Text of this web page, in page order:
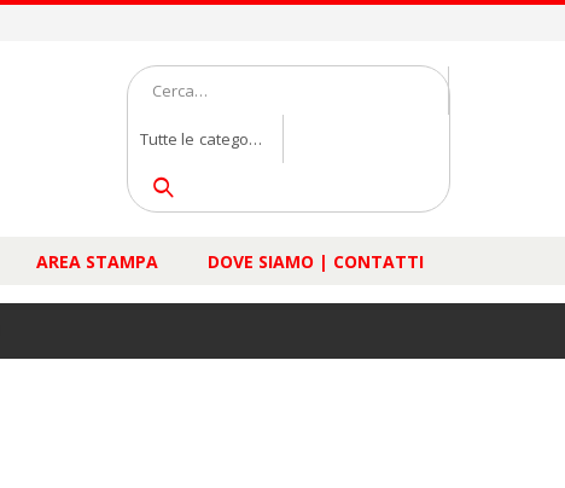
Tutte le categorie
AREA STAMPA DOVE SIAMO | CONTATTI